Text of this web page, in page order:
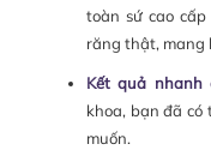
toàn sứ cao
răng thật, mang
Kết quả nhanh
khoa, bạn đã có
muốn.